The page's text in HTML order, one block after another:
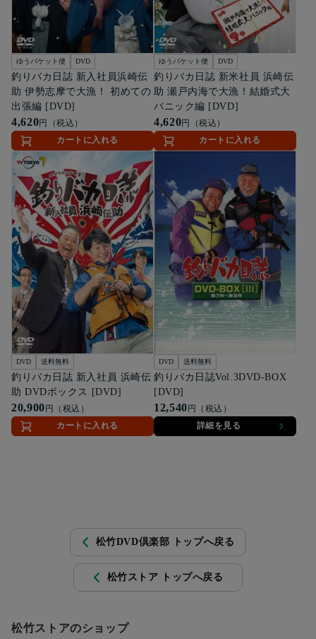
ゆうパケット便 DVD
釣りバカ日誌 新入社員浜崎伝
助 伊勢志摩で大漁！ 初めての
出張編 [DVD]
4,620円（税込）
カートに入れる
ゆうパケット便 DVD
釣りバカ日誌 新米社員 浜崎伝
助 瀬戸内海で大漁！結婚式大
パニック編 [DVD]
4,620円（税込）
カートに入れる
DVD 送料無料
釣りバカ日誌 新入社員 浜崎伝
助 DVDボックス [DVD]
20,900円（税込）
カートに入れる
DVD 送料無料
釣りバカ日誌Vol.3DVD-BOX
[DVD]
12,540円（税込）
詳細を見る
松竹DVD倶楽部 トップへ戻る
松竹ストア トップへ戻る
松竹ストアのショップ